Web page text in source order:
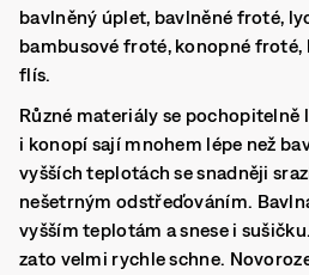
bavlněný úplet, bavlněné froté,
bambusové froté, konopné
flís.
Různé materiály se
i konopí sají mnohem lépe než
vyšších teplotách se snadněji
nešetrným odstřeďováním.
vyšším teplotám a snese i
zato velmi rychle schne.